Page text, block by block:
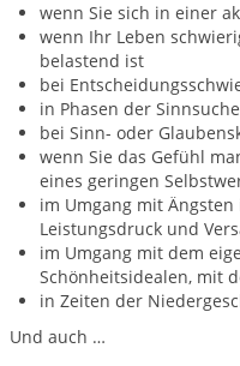
wenn Sie sich in einer
wenn Ihr Leben
belastend ist
bei
in Phasen der
bei Sinn- oder
wenn Sie das Gefühl
eines geringen
im Umgang mit
Leistungsdruck und
im Umgang mit dem
Schönheitsidealen, mit
in Zeiten der
Und auch …